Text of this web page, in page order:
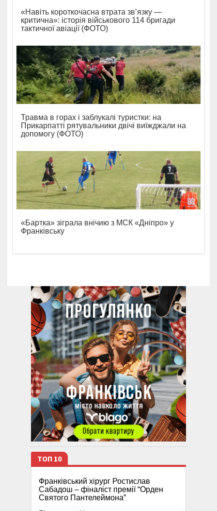
«Навіть короткочасна втрата зв’язку —
критична»: історія військового 114 бригади
тактичної авіації (ФОТО)
Травма в горах і заблукалі туристки: на
Прикарпатті рятувальники двічі виїжджали на
допомогу (ФОТО)
«Бартка» зіграла внічию з МСК «Дніпро» у
Франківську
ТОП 10
Франківський хірург Ростислав
Сабадош – фіналіст премії “Орден
Святого Пантелеймона”